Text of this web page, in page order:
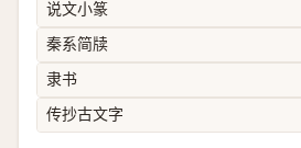
说文小篆
秦系简牍
隶书
传抄古文字